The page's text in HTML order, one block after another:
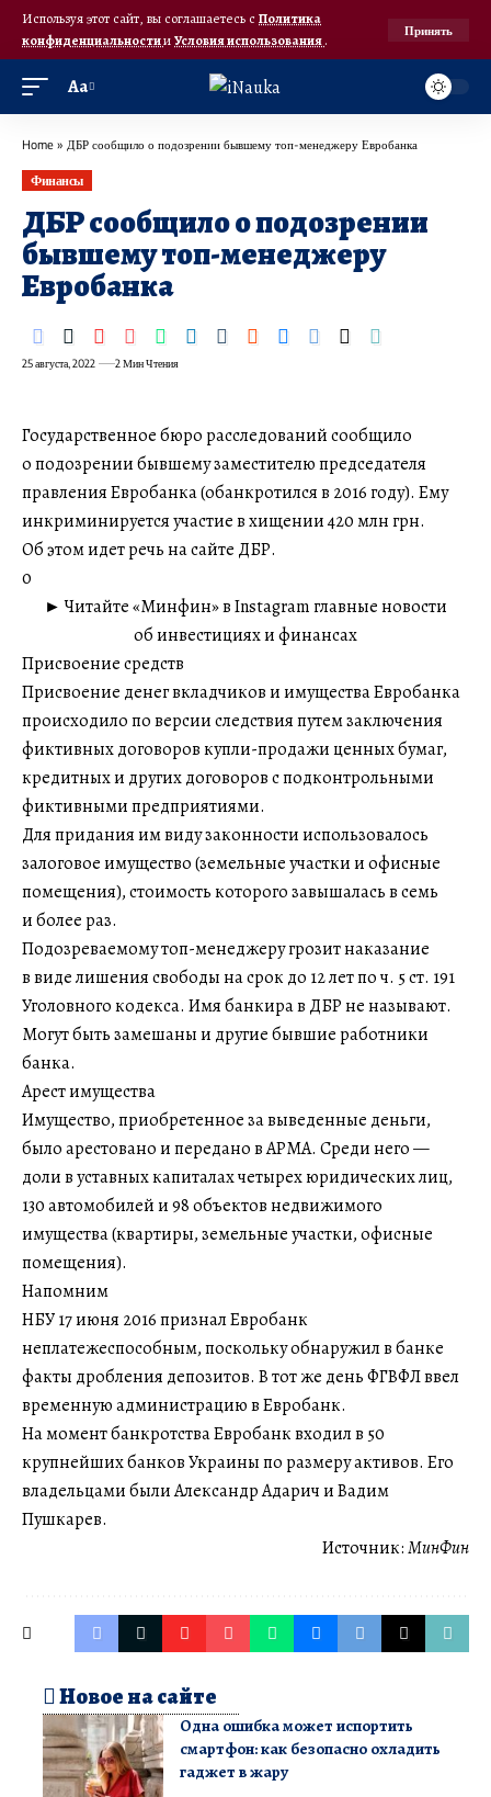
Используя этот сайт, вы соглашаетесь с Политика
конфиденциальностииУсловия использования.
Принять
Аа
Home » ДБР сообщило о подозрении бывшему топ-менеджеру Евробанка
Финансы
ДБР сообщило о подозрении
бывшему топ-менеджеру
Евробанка
25 августа, 2022 2 Мин Чтения
Государственное бюро расследований сообщило
о подозрении бывшему заместителю председателя
правления Евробанка (обанкротился в 2016 году). Ему
инкриминируется участие в хищении 420 млн грн.
Об этом идет речь на сайте ДБР.
0
► Читайте «Минфин» в Instagram главные новости
об инвестициях и финансах
Присвоение средств
Присвоение денег вкладчиков и имущества Евробанка
происходило по версии следствия путем заключения
фиктивных договоров купли-продажи ценных бумаг,
кредитных и других договоров с подконтрольными
фиктивными предприятиями.
Для придания им виду законности использовалось
залоговое имущество (земельные участки и офисные
помещения), стоимость которого завышалась в семь
и более раз.
Подозреваемому топ-менеджеру грозит наказание
в виде лишения свободы на срок до 12 лет по ч. 5 ст. 191
Уголовного кодекса. Имя банкира в ДБР не называют.
Могут быть замешаны и другие бывшие работники
банка.
Арест имущества
Имущество, приобретенное за выведенные деньги,
было арестовано и передано в АРМА. Среди него —
доли в уставных капиталах четырех юридических лиц,
130 автомобилей и 98 объектов недвижимого
имущества (квартиры, земельные участки, офисные
помещения).
Напомним
НБУ 17 июня 2016 признал Евробанк
неплатежеспособным, поскольку обнаружил в банке
факты дробления депозитов. В тот же день ФГВФЛ ввел
временную администрацию в Евробанк.
На момент банкротства Евробанк входил в 50
крупнейших банков Украины по размеру активов. Его
владельцами были Александр Адарич и Вадим
Пушкарев.
Источник:МинФин
Новое на сайте
Одна ошибка может испортить
смартфон: как безопасно охладить
гаджет в жару